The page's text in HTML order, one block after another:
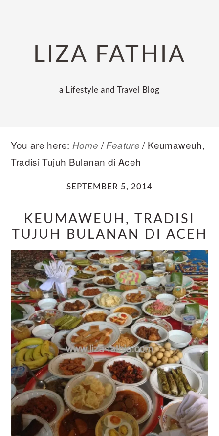
navigationLIZA FATHIA
a Lifestyle and Travel Blog
You are here: Home / Feature /Keumaweuh,
Tradisi Tujuh Bulanan di Aceh
SEPTEMBER 5, 2014
KEUMAWEUH, TRADISI
TUJUH BULANAN DI ACEH